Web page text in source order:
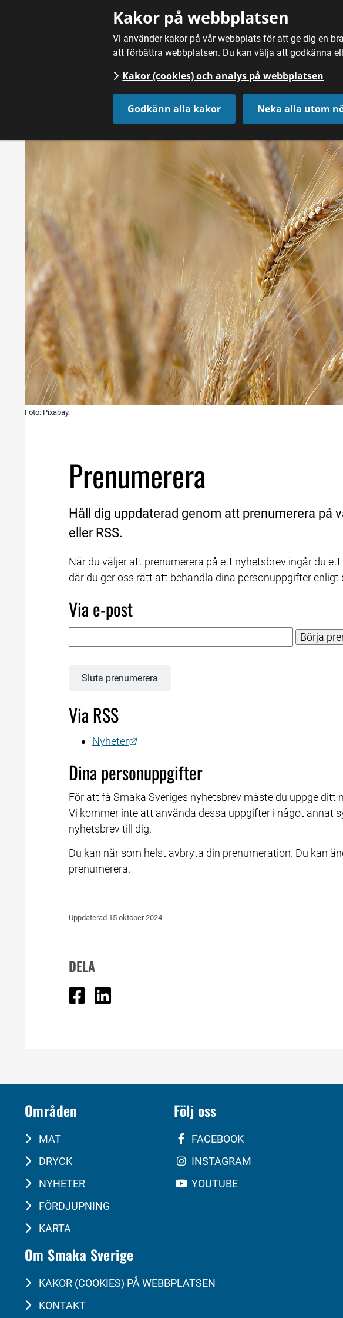
Kakor på webbplatsen
Vi använder kakor på vår webbplats för att ge dig en
att förbättra webbplatsen. Du kan välja att godkänna
Kakor (cookies) och analys på webbplatsen
Godkänn alla kakor Neka alla utom
Om Smaka Sverige
Foto: Pixabay.
Prenumerera
Håll dig uppdaterad genom att prenumerera på
eller RSS.
När du väljer att prenumerera på ett nyhetsbrev ingår du
där du ger oss rätt att behandla dina personuppgifter
Via e-post
Sluta prenumerera
Via RSS
Nyheter Länk till annan webbplats.
Dina personuppgifter
För att få Smaka Sveriges nyhetsbrev måste du uppge ditt
Vi kommer inte att använda dessa uppgifter i något annat
nyhetsbrev till dig.
Du kan när som helst avbryta din prenumeration. Du kan
prenumerera.
Uppdaterad 15 oktober 2024
DELA
Dela på Facebook
Områden
MAT
DRYCK
NYHETER
FÖRDJUPNING
KARTA
Följ oss
FACEBOOK
INSTAGRAM
YOUTUBE
Om Smaka Sverige
KAKOR (COOKIES) PÅ WEBBPLATSEN
KONTAKT